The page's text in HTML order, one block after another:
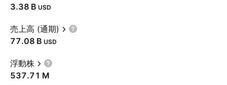
‪3.38 B‬ USD
売上高 (通期)
‪77.08 B‬ USD
浮動株
‪537.71 M‬